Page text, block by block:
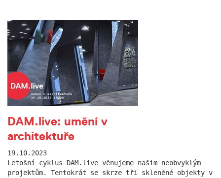
DAM.live: umění v
architektuře
19.10.2023
Letošní cyklus DAM.live věnujeme našim neobvyklým
projektům. Tentokrát se skrze tři skleněné objekty v